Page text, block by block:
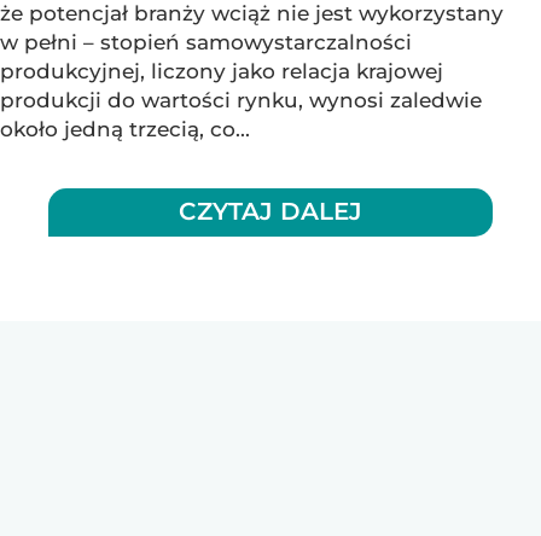
że potencjał branży wciąż nie jest wykorzystany
w pełni – stopień samowystarczalności
produkcyjnej, liczony jako relacja krajowej
produkcji do wartości rynku, wynosi zaledwie
około jedną trzecią, co...
CZYTAJ DALEJ